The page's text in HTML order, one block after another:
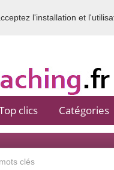
Bienvenue
clics Catégories
l'installation et